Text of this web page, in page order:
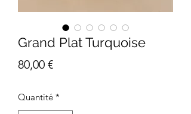
Grand Plat Turquoise
80,00 €Prix
Quantité *